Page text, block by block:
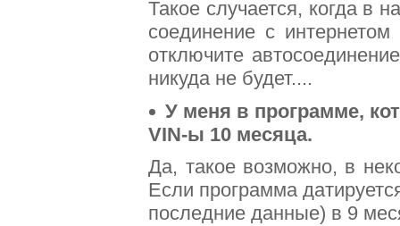
Такое случается, когда в
соединение с
отключите
никуда не будет....
У меня в программе,
VIN-ы 10 месяца.
Да, такое возможно, в
Если программа
последние данные) в 9